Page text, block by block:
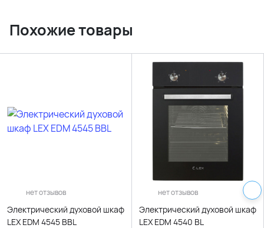
Похожие товары
нет отзывов
Электрический духовой шкаф
LEX EDM 4545 ВBL
нет отзывов
Электрический духовой шкаф
LEX EDM 4540 BL